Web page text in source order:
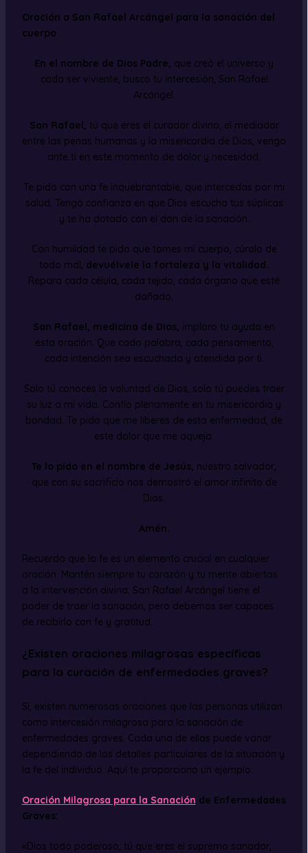
Oración a San Rafael Arcángel para la sanación del
cuerpo
En el nombre de Dios Padre, que creó el universo y
cada ser viviente, busco tu intercesión, San Rafael
Arcángel.
San Rafael, tú que eres el curador divino, el mediador
entre las penas humanas y la misericordia de Dios, vengo
ante ti en este momento de dolor y necesidad.
Te pido con una fe inquebrantable, que intercedas por mi
salud. Tengo confianza en que Dios escucha tus súplicas
y te ha dotado con el don de la sanación.
Con humildad te pido que tomes mi cuerpo, cúralo de
todo mal, devuélvele la fortaleza y la vitalidad.
Repara cada célula, cada tejido, cada órgano que esté
dañado.
San Rafael, medicina de Dios, imploro tu ayuda en
esta oración. Que cada palabra, cada pensamiento,
cada intención sea escuchada y atendida por ti.
Solo tú conoces la voluntad de Dios, solo tú puedes traer
su luz a mi vida. Confío plenamente en tu misericordia y
bondad. Te pido que me liberes de esta enfermedad, de
este dolor que me aqueja.
Te lo pido en el nombre de Jesús, nuestro salvador,
que con su sacrificio nos demostró el amor infinito de
Dios.
Amén.
Recuerda que la fe es un elemento crucial en cualquier
oración. Mantén siempre tu corazón y tu mente abiertos
a la intervención divina. San Rafael Arcángel tiene el
poder de traer la sanación, pero debemos ser capaces
de recibirlo con fe y gratitud.
¿Existen oraciones milagrosas específicas
para la curación de enfermedades graves?
Sí, existen numerosas oraciones que las personas utilizan
como intercesión milagrosa para la sanación de
enfermedades graves. Cada una de ellas puede variar
dependiendo de los detalles particulares de la situación y
la fe del individuo. Aquí te proporciono un ejemplo:
Oración Milagrosa para la Sanación de Enfermedades
Graves:
«Dios todo poderoso, tú que eres el supremo sanador,